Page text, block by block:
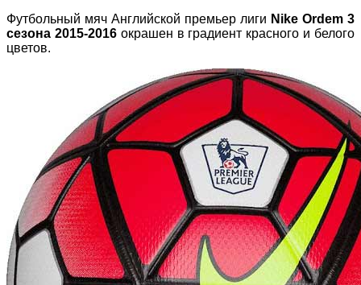
Футбольный мяч Английской премьер лиги Nike Ordem 3
сезона 2015-2016окрашен в градиент красного и белого
цветов.